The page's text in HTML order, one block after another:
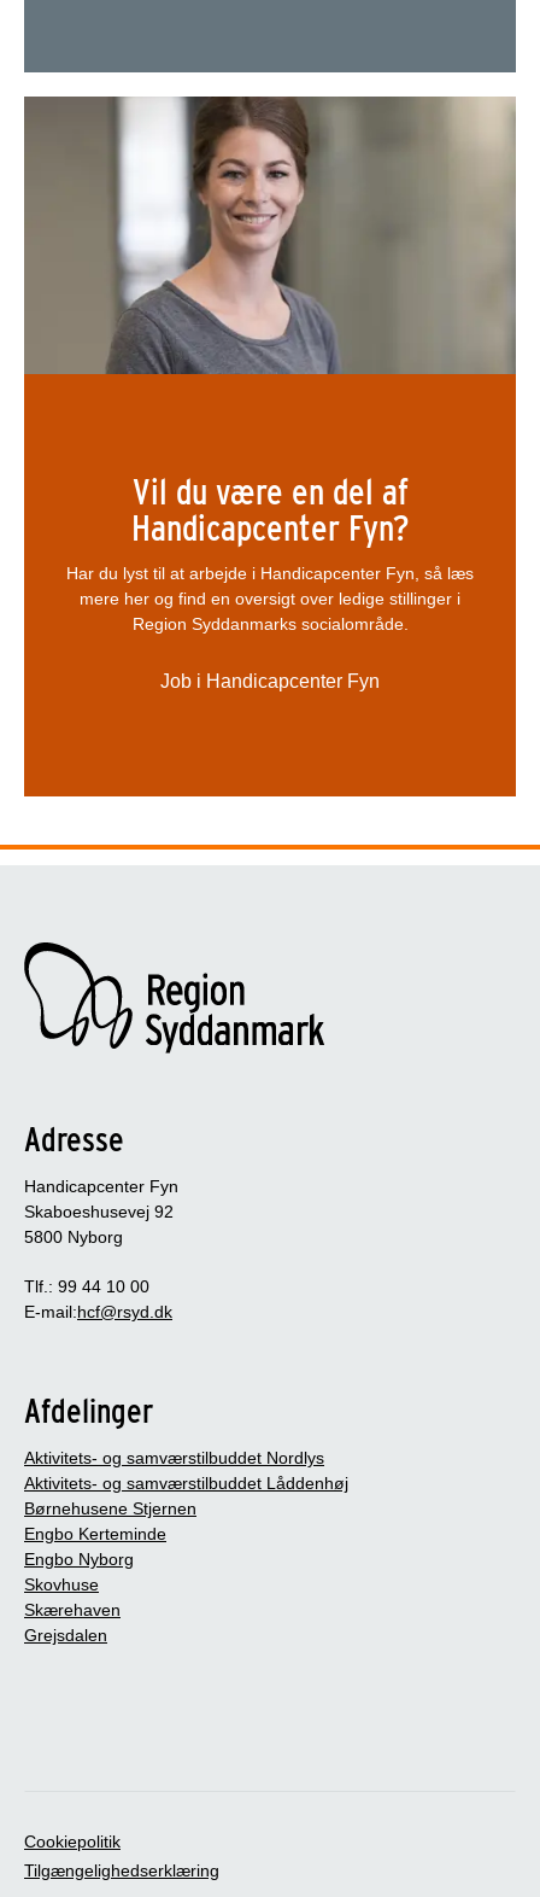
Vil du være en del af
Handicapcenter Fyn?
Har du lyst til at arbejde i Handicapcenter Fyn, så læs
mere her og find en oversigt over ledige stillinger i
Region Syddanmarks socialområde.
Job i Handicapcenter Fyn
Adresse
Handicapcenter Fyn
Skaboeshusevej 92
5800 Nyborg
Tlf.: 99 44 10 00
E-mail:hcf@rsyd.dk
Afdelinger
Aktivitets- og samværstilbuddet Nordlys
Aktivitets- og samværstilbuddet Låddenhøj
Børnehusene Stjernen
Engbo Kerteminde
Engbo Nyborg
Skovhuse
Skærehaven
Grejsdalen
Cookiepolitik
Tilgængelighedserklæring